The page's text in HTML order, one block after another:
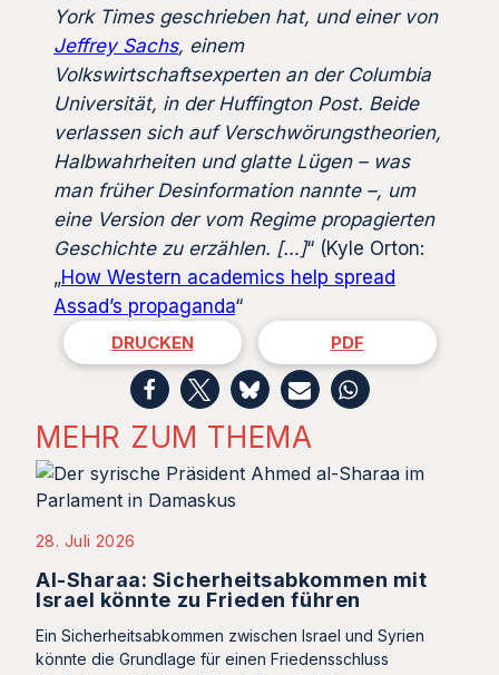
York Times geschrieben hat, und einer von
Jeffrey Sachs, einem
Volkswirtschaftsexperten an der Columbia
Universität, in der Huffington Post. Beide
verlassen sich auf Verschwörungstheorien,
Halbwahrheiten und glatte Lügen – was
man früher Desinformation nannte –, um
eine Version der vom Regime propagierten
Geschichte zu erzählen. […]“ (Kyle Orton:
„How Western academics help spread
Assad’s propaganda“
DRUCKEN PDF
MEHR ZUM THEMA
28. Juli 2026
Al-Sharaa: Sicherheitsabkommen mit
Israel könnte zu Frieden führen
Ein Sicherheitsabkommen zwischen Israel und Syrien
könnte die Grundlage für einen Friedensschluss